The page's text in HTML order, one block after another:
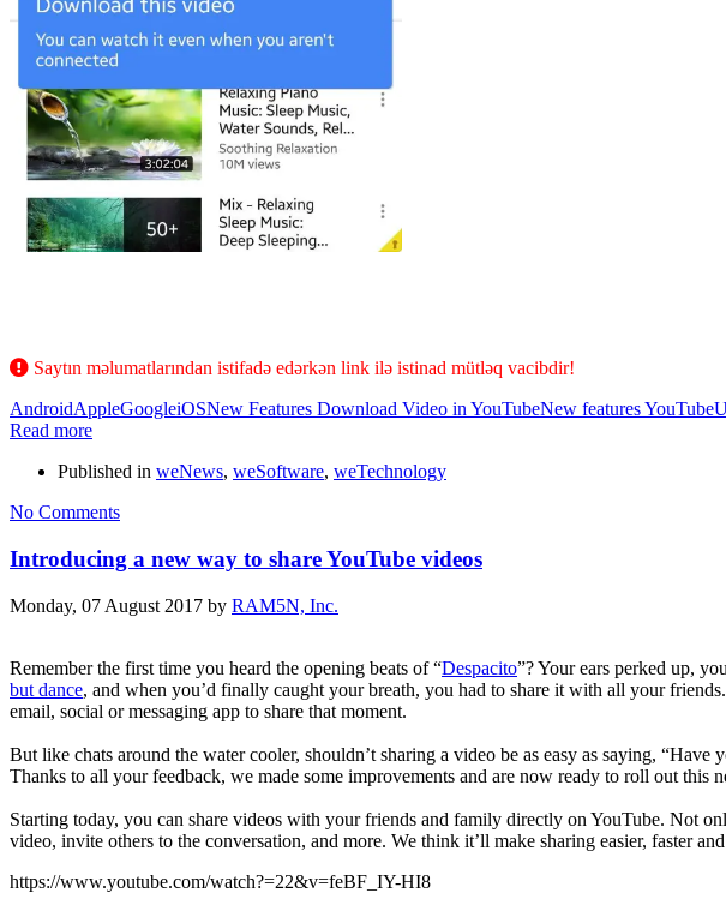
Saytın məlumatlarından istifadə edərkən link ilə istinad mütləq vacibdir!
AndroidAppleGoogleiOSNew Features Download Video in YouTubeNew features YouTube
Read more
Published in weNews, weSoftware, weTechnology
No Comments
Introducing a new way to share YouTube videos
Monday, 07 August 2017 by RAM5N, Inc.
Remember the first time you heard the opening beats of “Despacito”? Your ears perked up,
but dance, and when you’d finally caught your breath, you had to share it with all your
email, social or messaging app to share that moment.
But like chats around the water cooler, shouldn’t sharing a video be as easy as saying,
Thanks to all your feedback, we made some improvements and are now ready to roll out this
Starting today, you can share videos with your friends and family directly on YouTube. Not
video, invite others to the conversation, and more. We think it’ll make sharing easier, faster
https://www.youtube.com/watch?=22&v=feBF_IY-HI8